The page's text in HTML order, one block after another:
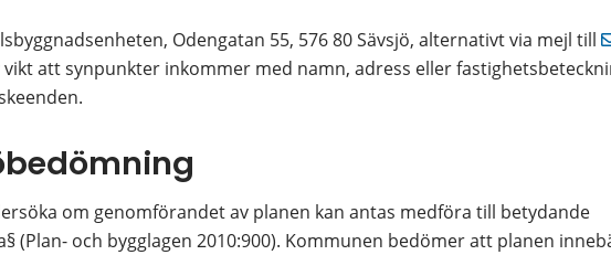
Odengatan 55, 576 80 Sävsjö, alternativt via mejl till
vikt att synpunkter inkommer med namn, adress eller
om genomförandet av planen kan antas medföra till betydande
(Plan- och bygglagen 2010:900). Kommunen bedömer att planen